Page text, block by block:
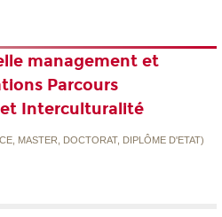
management et
Parcours
Interculturalité
MASTER, DOCTORAT, DIPLÔME D'ETAT)